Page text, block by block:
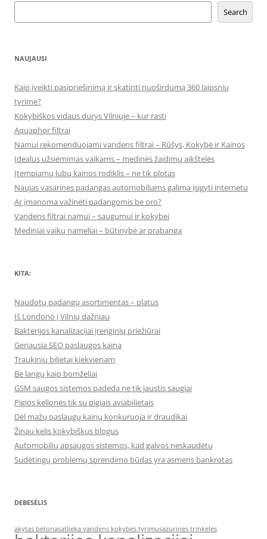
Search
NAUJAUSI
Kaip įveikti pasipriešinimą ir skatinti nuoširdumą 360 laipsnių
tyrime?
Kokybiškos vidaus durys Vilniuje – kur rasti
Aquaphor filtrai
Namui rekomenduojami vandens filtrai – Rūšys, Kokybė ir Kainos
Idealus užsiėmimas vaikams – medinės žaidimų aikštelės
Įtempiamų lubų kainos rodiklis – ne tik plotas
Naujas vasarines padangas automobiliams galima įsigyti internetu
Ar įmanoma važinėti padangomis be oro?
Vandens filtrai namui – saugumui ir kokybei
Mediniai vaikų nameliai – būtinybė ar prabanga
KITA:
Naudotų padangų asortimentas – platus
Iš Londono į Vilnių dažniau
Bakterijos kanalizacijai įrenginių priežiūrai
Geriausia SEO paslaugos kaina
Traukiniu bilietai kiekvienam
Be langų kaip bomželiai
GSM saugos sistemos padeda ne tik jaustis saugiai
Pigios kelionės tik su pigiais aviabilietais
Dėl mažų paslaugų kainų konkuruoja ir draudikai
Žinau kelis kokybiškus blogus
Automobilių apsaugos sistemos, kad galvos neskaudėtų
Sudėtingų problemų sprendimo būdas yra asmens bankrotas
DEBESĖLIS
akytas betonasatlieka vandens kokybes tyrimusazurines trinkeles